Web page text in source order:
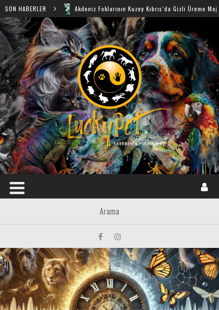
SON HABERLER Akdeniz Foklarının Kuzey Kıbrıs’da Gizli Üreme Mağaraları